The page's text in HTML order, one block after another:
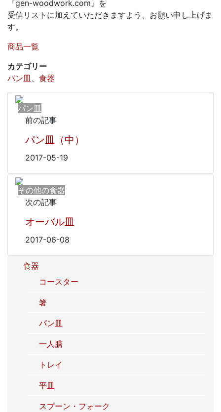
『gen-woodwork.com』を
受信リストに加えていただきますよう、お願い申し上げま
す。
商品一覧
カテゴリー
パン皿 、 食器
パン皿
前の記事
パン皿（中）
2017-05-19
その他の食器
次の記事
オーバル皿
2017-06-08
食器
コースター
箸
パン皿
一人膳
トレイ
平皿
スプーン・フォーク